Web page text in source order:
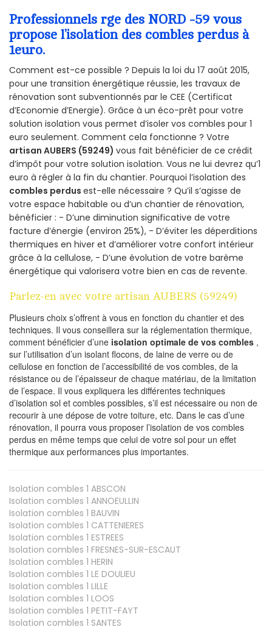
Professionnels rge des NORD -59 vous
propose l’isolation des combles perdus à
1euro.
Comment est-ce possible ? Depuis la loi du 17 août 2015,
pour une transition énergétique réussie, les travaux de
rénovation sont subventionnés par le CEE (Certificat
d’Economie d’Energie). Grâce à un éco-prêt pour votre
solution isolation vous permet d’isoler vos combles pour 1
euro seulement. Comment cela fonctionne ? Votre
artisan AUBERS (59249) vous fait bénéficier de ce crédit
d’impôt pour votre solution isolation. Vous ne lui devrez qu’1
euro à régler à la fin du chantier. Pourquoi l’isolation des
combles perdus est-elle nécessaire ? Qu’il s’agisse de
votre espace habitable ou d’un chantier de rénovation,
bénéficier : - D’une diminution significative de votre
facture d’énergie (environ 25%), - D’éviter les déperditions
thermiques en hiver et d’améliorer votre confort intérieur
grâce à la cellulose, - D’une évolution de votre barème
énergétique qui valorisera votre bien en cas de revente.
Parlez-en avec votre artisan AUBERS (59249)
Plusieurs choix s’offrent à vous en fonction du chantier et des
techniques. Il vous conseillera sur la réglementation thermique,
comment bénéficier d’une isolation optimale de vos combles ,
sur l’utilisation d’un isolant flocons, de laine de verre ou de
cellulose en fonction de l’accessibilité de vos combles, de la
résistance ou de l’épaisseur de chaque matériau, de la limitation
de l’espace. Il vous expliquera les différentes techniques
d’isolation sol et combles possibles, s’il est nécessaire ou non de
recourir à une dépose de votre toiture, etc. Dans le cas d’une
rénovation, il pourra vous proposer l’isolation de vos combles
perdus en même temps que celui de votre sol pour un effet
thermique aux performances plus importantes.
Isolation combles 1 ABSCON
Isolation combles 1 ANNOEULLIN
Isolation combles 1 BAUVIN
Isolation combles 1 CATTENIERES
Isolation combles 1 ESTREES
Isolation combles 1 FRESNES-SUR-ESCAUT
Isolation combles 1 HERIN
Isolation combles 1 LE DOULIEU
Isolation combles 1 LILLE
Isolation combles 1 LOOS
Isolation combles 1 PETIT-FAYT
Isolation combles 1 SANTES